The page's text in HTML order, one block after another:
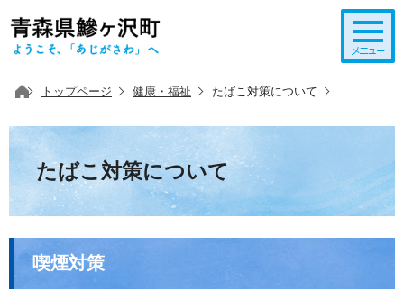
トップページ 健康・福祉 たばこ対策について
たばこ対策について
喫煙対策